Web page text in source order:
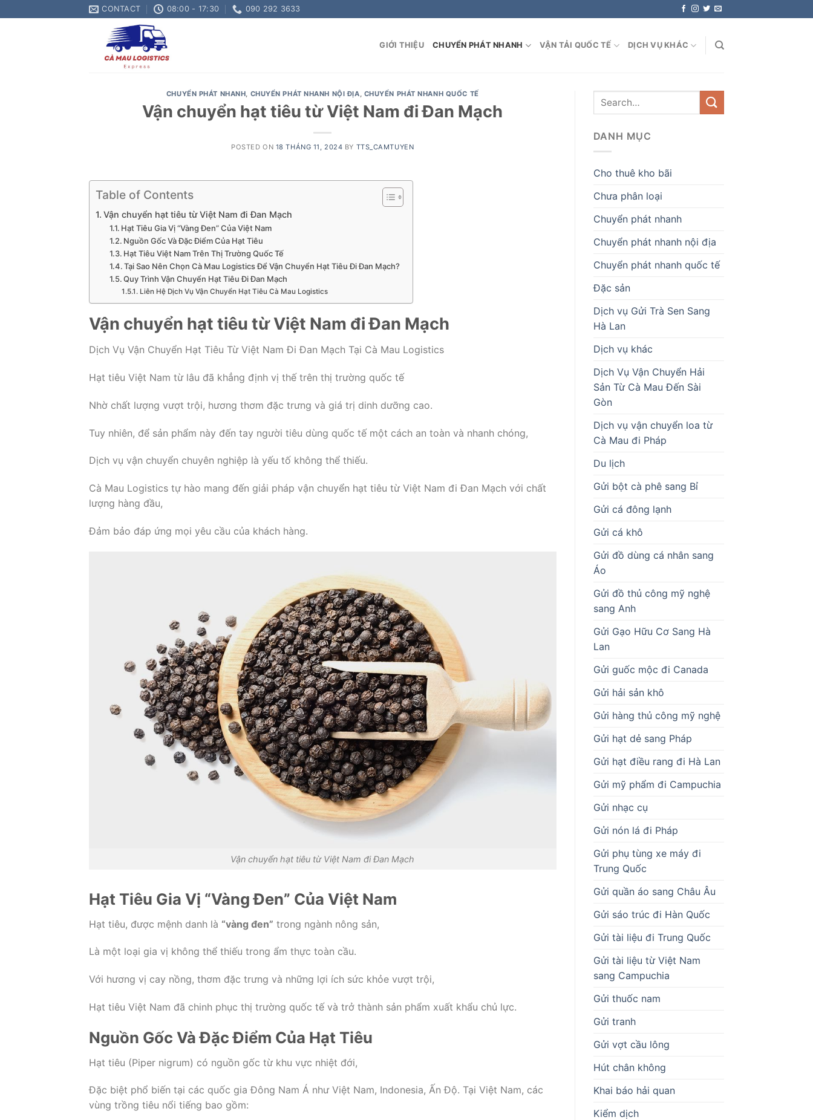
to
CONTACT 08:00 - 17:30 090 292 3633
GIỚI THIỆU CHUYỂN PHÁT NHANH VẬN TẢI QUỐC TẾ DỊCH VỤ KHÁC
CHUYỂN PHÁT NHANH, CHUYỂN PHÁT NHANH NỘI ĐỊA, CHUYỂN PHÁT NHANH QUỐC TẾ
Vận chuyển hạt tiêu từ Việt Nam đi Đan Mạch
POSTED ON 18 THÁNG 11, 2024 BY TTS_CAMTUYEN
Table of Contents
Vận chuyển hạt tiêu từ Việt Nam đi Đan Mạch
Hạt Tiêu Gia Vị “Vàng Đen” Của Việt Nam
Nguồn Gốc Và Đặc Điểm Của Hạt Tiêu
Hạt Tiêu Việt Nam Trên Thị Trường Quốc Tế
Tại Sao Nên Chọn Cà Mau Logistics Để Vận Chuyển Hạt Tiêu Đi Đan Mạch?
Quy Trình Vận Chuyển Hạt Tiêu Đi Đan Mạch
Liên Hệ Dịch Vụ Vận Chuyển Hạt Tiêu Cà Mau Logistics
Vận chuyển hạt tiêu từ Việt Nam đi Đan Mạch
Dịch Vụ Vận Chuyển Hạt Tiêu Từ Việt Nam Đi Đan Mạch Tại Cà Mau Logistics
Hạt tiêu Việt Nam từ lâu đã khẳng định vị thế trên thị trường quốc tế
Nhờ chất lượng vượt trội, hương thơm đặc trưng và giá trị dinh dưỡng cao.
Tuy nhiên, để sản phẩm này đến tay người tiêu dùng quốc tế một cách an toàn và nhanh chóng,
Dịch vụ vận chuyển chuyên nghiệp là yếu tố không thể thiếu.
Cà Mau Logistics tự hào mang đến giải pháp vận chuyển hạt tiêu từ Việt Nam đi Đan Mạch với chất
lượng hàng đầu,
Đảm bảo đáp ứng mọi yêu cầu của khách hàng.
Vận chuyển hạt tiêu từ Việt Nam đi Đan Mạch
Hạt Tiêu Gia Vị “Vàng Đen” Của Việt Nam
Hạt tiêu, được mệnh danh là “vàng đen” trong ngành nông sản,
Là một loại gia vị không thể thiếu trong ẩm thực toàn cầu.
Với hương vị cay nồng, thơm đặc trưng và những lợi ích sức khỏe vượt trội,
Hạt tiêu Việt Nam đã chinh phục thị trường quốc tế và trở thành sản phẩm xuất khẩu chủ lực.
Nguồn Gốc Và Đặc Điểm Của Hạt Tiêu
Hạt tiêu (Piper nigrum) có nguồn gốc từ khu vực nhiệt đới,
Đặc biệt phổ biến tại các quốc gia Đông Nam Á như Việt Nam, Indonesia, Ấn Độ. Tại Việt Nam, các
vùng trồng tiêu nổi tiếng bao gồm:
DANH MỤC
Cho thuê kho bãi
Chưa phân loại
Chuyển phát nhanh
Chuyển phát nhanh nội địa
Chuyển phát nhanh quốc tế
Đặc sản
Dịch vụ Gửi Trà Sen Sang
Hà Lan
Dịch vụ khác
Dịch Vụ Vận Chuyển Hải
Sản Từ Cà Mau Đến Sài
Gòn
Dịch vụ vận chuyển loa từ
Cà Mau đi Pháp
Du lịch
Gửi bột cà phê sang Bỉ
Gửi cá đông lạnh
Gửi cá khô
Gửi đồ dùng cá nhân sang
Áo
Gửi đồ thủ công mỹ nghệ
sang Anh
Gửi Gạo Hữu Cơ Sang Hà
Lan
Gửi guốc mộc đi Canada
Gửi hải sản khô
Gửi hàng thủ công mỹ nghệ
Gửi hạt dẻ sang Pháp
Gửi hạt điều rang đi Hà Lan
Gửi mỹ phẩm đi Campuchia
Gửi nhạc cụ
Gửi nón lá đi Pháp
Gửi phụ tùng xe máy đi
Trung Quốc
Gửi quần áo sang Châu Âu
Gửi sáo trúc đi Hàn Quốc
Gửi tài liệu đi Trung Quốc
Gửi tài liệu từ Việt Nam
sang Campuchia
Gửi thuốc nam
Gửi tranh
Gửi vợt cầu lông
Hút chân không
Khai báo hải quan
Kiểm dịch